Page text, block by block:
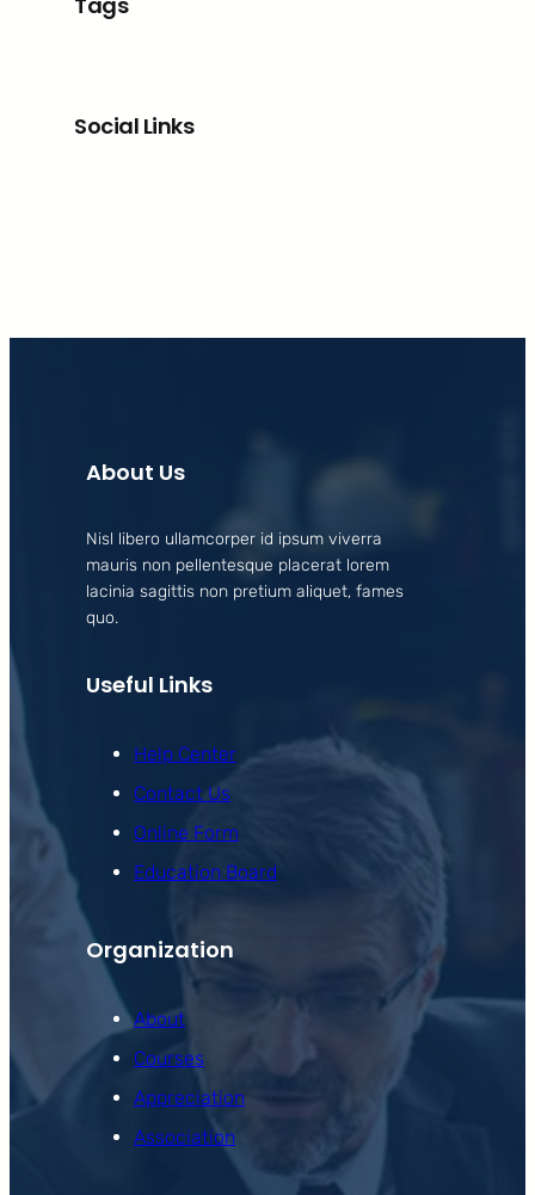
Social Links
About Us
Nisl libero ullamcorper id ipsum viverra
mauris non pellentesque placerat lorem
lacinia sagittis non pretium aliquet, fames
quo.
Useful Links
Help Center
Contact Us
Online Form
Education Board
Organization
About
Courses
Appreciation
Association